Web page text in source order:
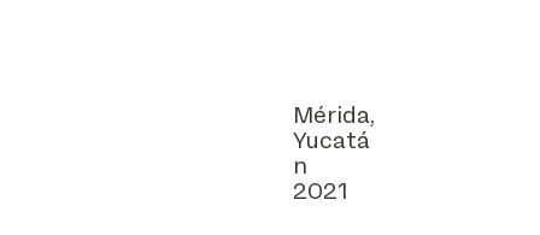
Mérida,
Yucatá
n
2021